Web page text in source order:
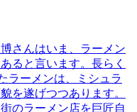
さんはいま、ラーメン
ると言います。長らく
ラーメンは、ミシュラ
を遂げつつあります。
のラーメン店を巨匠自